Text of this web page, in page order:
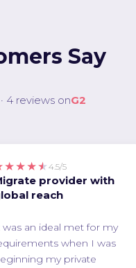
Say
4 reviews onG2
4.5/5
provider with
reach
was an ideal met for my
when I was
my private